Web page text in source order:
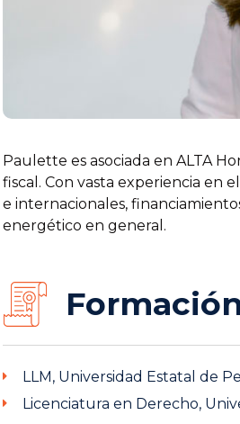
Paulette es asociada en ALTA
fiscal. Con vasta experiencia en
e internacionales,
energético en general.
LLM, Universidad Estatal de
Licenciatura en Derecho,